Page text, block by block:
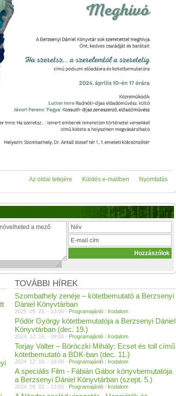
Nyomtatás
Küldés e-mailben
Az oldal tetejére
TOVÁBBI HÍREK
Szombathely zenéje – kötetbemutató a Berzsenyi
Dániel Könyvtárban
2025. 09. 25. - 13:00 - Programajánló / Irodalom
Pődör György kötetbemutatója a Berzsenyi Dániel
Könyvtárban (dec. 19.)
2024. 12. 16. - 09:00 - Programajánló / Irodalom
Torjay Valter – Böröczki Mihály: Ecset és toll című
kötetbemutató a BDK-ban (dec. 11.)
2024. 12. 10. - 16:00 - Programajánló / Irodalom
A speciális Film - Fábián Gábor könyvbemutatója
a Berzsenyi Dániel Könyvtárban (szept. 5.)
2024. 09. 02. - 12:00 - Programajánló / Irodalom